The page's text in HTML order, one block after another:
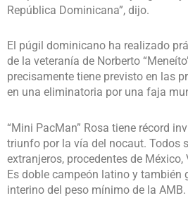
República Dominicana”, dijo.
El púgil dominicano ha realizado
de la veteranía de Norberto
precisamente tiene previsto en las
en una eliminatoria por una faja
“Mini PacMan” Rosa tiene récord
triunfo por la vía del nocaut. Todos
extranjeros, procedentes de
Es doble campeón latino y también
interino del peso mínimo de la AMB.